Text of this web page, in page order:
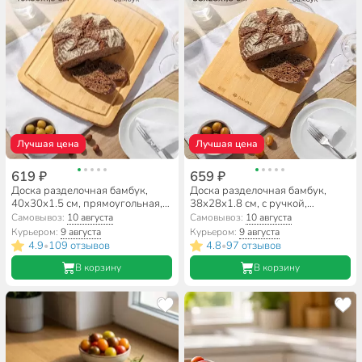
Лучшая цена
619 ₽
Доска разделочная бамбук,
40х30х1.5 см, прямоугольная,
Daniks, H-1765
Самовывоз: 10 августа
Курьером:9 августа
4.9•109 отзывов
В корзину
Лучшая цена
659 ₽
Доска разделочная бамбук,
38х28х1.8 см, с ручкой,
прямоугольная, Daniks, H-
1080L
Самовывоз: 10 августа
Курьером: 9 августа
4.8•97 отзывов
В корзину